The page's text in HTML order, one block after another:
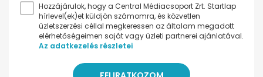
Hozzájárulok, hogy a Central Médiacsoport Zrt. Startlap
hírlevel(ek)et küldjön számomra, és közvetlen
üzletszerzési céllal megkeressen az általam megadott
elérhetőségeimen saját vagy üzleti partnerei ajánlatával.
Az adatkezelés részletei